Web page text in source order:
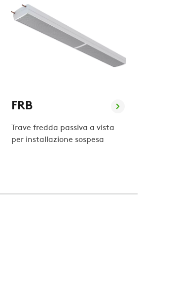
FRB
Trave fredda passiva a vista
per installazione sospesa